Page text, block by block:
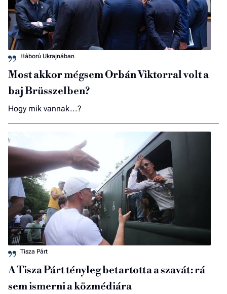
Háború Ukrajnában
Most akkor mégsem Orbán Viktorral volt a
baj Brüsszelben?
Hogy mik vannak...?
Tisza Párt
A Tisza Párt tényleg betartotta a szavát: rá
sem ismerni a közmédiára